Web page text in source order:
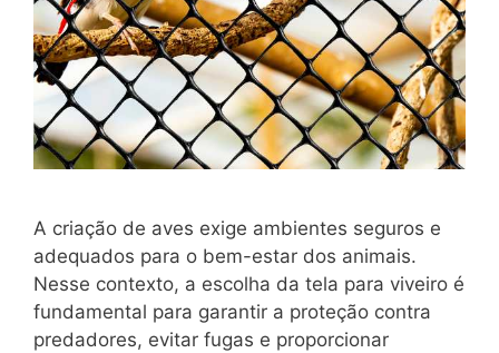
A criação de aves exige ambientes seguros e
adequados para o bem-estar dos animais.
Nesse contexto, a escolha da tela para viveiro é
fundamental para garantir a proteção contra
predadores, evitar fugas e proporcionar